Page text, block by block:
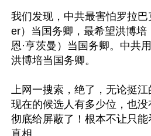
我们发现，中共最害怕罗拉
er）当国务卿，最希望洪博
恩·亨茨曼）当国务卿。中共
洪博培当国务卿。
上网一搜索，绝了，无论挺
现在的候选人有多少位，也没
彻底给屏蔽了！根本不让只
真相。